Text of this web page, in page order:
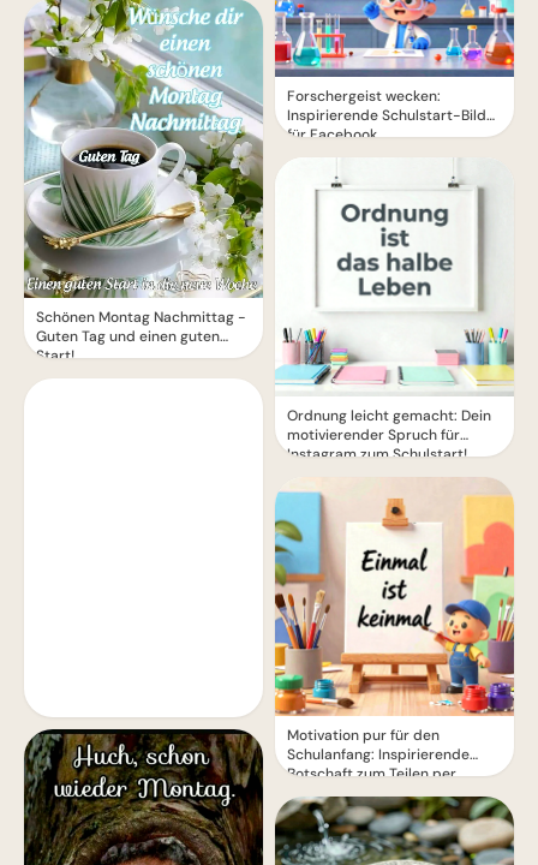
Schönen Montag Nachmittag -
Guten Tag und einen guten
Start!
Forschergeist wecken:
Inspirierende Schulstart-Bilder
für Facebook
Ordnung leicht gemacht: Dein
motivierender Spruch für
Instagram zum Schulstart!
Motivation pur für den
Schulanfang: Inspirierende
Botschaft zum Teilen per
WhatsApp!